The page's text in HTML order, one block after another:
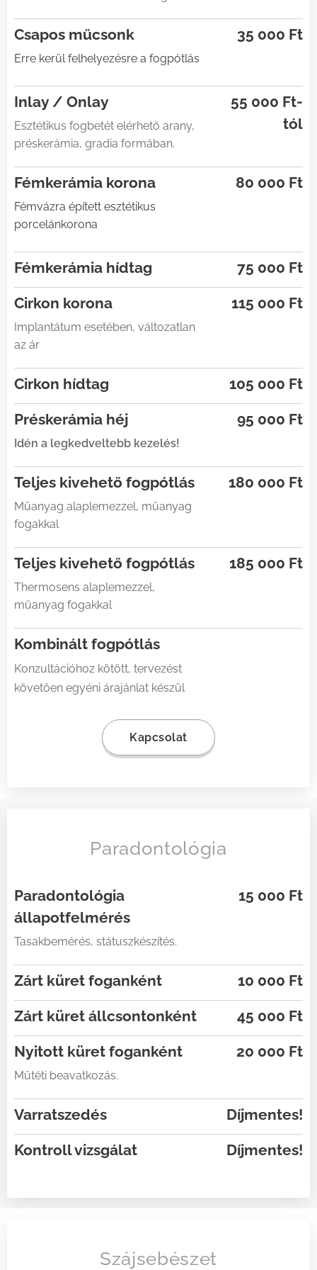
Csapos műcsonk
Erre kerül felhelyezésre a fogpótlás
35 000 Ft
Inlay / Onlay
Esztétikus fogbetét elérhető arany,
préskerámia, gradia formában.
55 000 Ft-
tól
Fémkerámia korona
Fémvázra épített esztétikus
porcelánkorona
80 000 Ft
Fémkerámia hídtag
75 000 Ft
Cirkon korona
Implantátum esetében, változatlan
az ár
115 000 Ft
Cirkon hídtag
105 000 Ft
Préskerámia héj
Idén a legkedveltebb kezelés!
95 000 Ft
Teljes kivehető fogpótlás
Műanyag alaplemezzel, műanyag
fogakkal
180 000 Ft
Teljes kivehető fogpótlás
Thermosens alaplemezzel,
műanyag fogakkal
185 000 Ft
Kombinált fogpótlás
Konzultációhoz kötött, tervezést
követően egyéni árajánlat készül
Kapcsolat
Paradontológia
Paradontológia
állapotfelmérés
Tasakbemérés, státuszkészítés.
15 000 Ft
Zárt küret foganként
10 000 Ft
Zárt küret állcsontonként
45 000 Ft
Nyitott küret foganként
Műtéti beavatkozás.
20 000 Ft
Varratszedés
Díjmentes!
Kontroll vizsgálat
Díjmentes!
Szájsebészet